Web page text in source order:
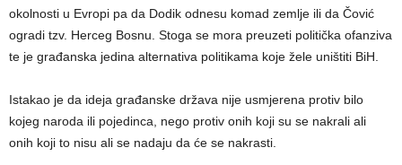
okolnosti u Evropi pa da Dodik odnesu komad zemlje ili da Čović
ogradi tzv. Herceg Bosnu. Stoga se mora preuzeti politička ofanziva
te je građanska jedina alternativa politikama koje žele uništiti BiH.
Istakao je da ideja građanske država nije usmjerena protiv bilo
kojeg naroda ili pojedinca, nego protiv onih koji su se nakrali ali
onih koji to nisu ali se nadaju da će se nakrasti.